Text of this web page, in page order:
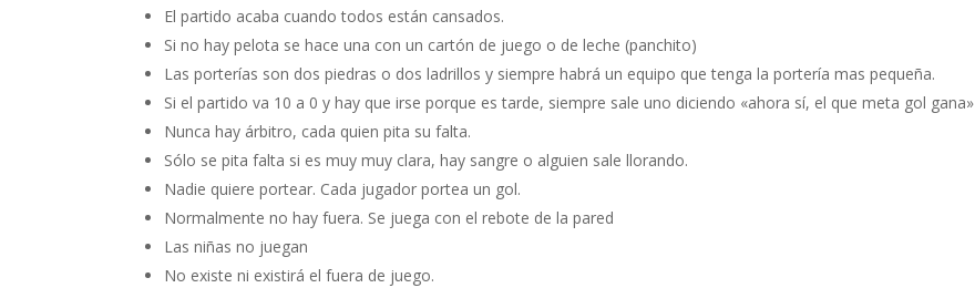
El partido acaba cuando todos están cansados.
Si no hay pelota se hace una con un cartón de juego o de leche (panchito)
Las porterías son dos piedras o dos ladrillos y siempre habrá un equipo que tenga la portería mas pequeña.
Si el partido va 10 a 0 y hay que irse porque es tarde, siempre sale uno diciendo «ahora sí, el que meta gol gana»
Nunca hay árbitro, cada quien pita su falta.
Sólo se pita falta si es muy muy clara, hay sangre o alguien sale llorando.
Nadie quiere portear. Cada jugador portea un gol.
Normalmente no hay fuera. Se juega con el rebote de la pared
Las niñas no juegan
No existe ni existirá el fuera de juego.